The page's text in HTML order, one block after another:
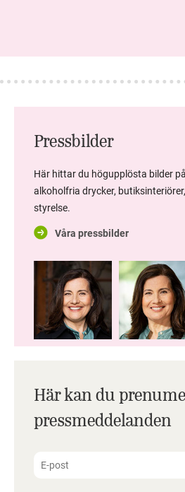
Pressbilder
Här hittar du högupplösta bilder
alkoholfria drycker,
styrelse.
Våra pressbilder
Här kan du
pressmeddelanden